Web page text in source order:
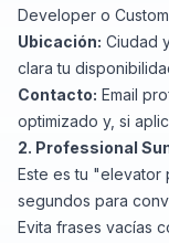
Developer o
Ubicación: Ciudad
clara tu
Contacto: Email
optimizado y, si
2. Professional
Este es tu "elevator
segundos para
Evita frases vacías